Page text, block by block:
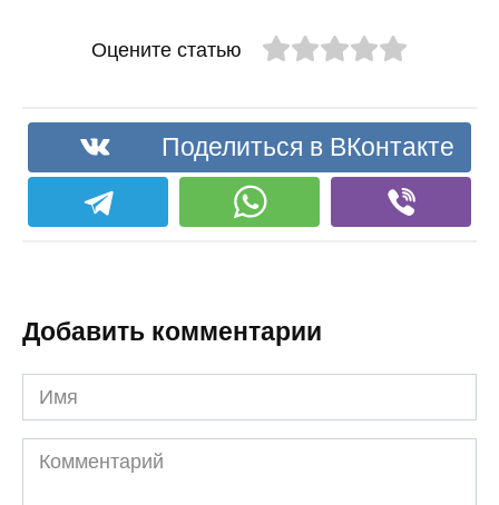
Оцените статью
Поделиться в ВКонтакте
Добавить комментарии
Имя
Комментарий